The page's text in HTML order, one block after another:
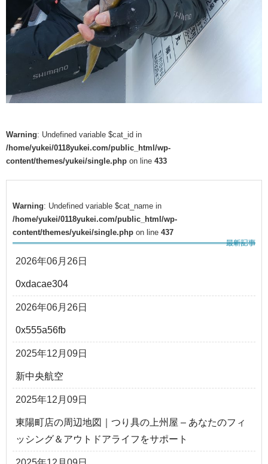
Warning: Undefined variable $cat_id in
/home/yukei/0118yukei.com/public_html/wp-
content/themes/yukei/single.php on line 433
Warning: Undefined variable $cat_name in
/home/yukei/0118yukei.com/public_html/wp-
content/themes/yukei/single.php on line 437
2026年06月26日
0xdacae304
2026年06月26日
0x555a56fb
2025年12月09日
新中央航空
2025年12月09日
東陽町店の周辺地図｜つり具の上州屋 – あなたのフィ
ッシング＆アウトドアライフをサポート